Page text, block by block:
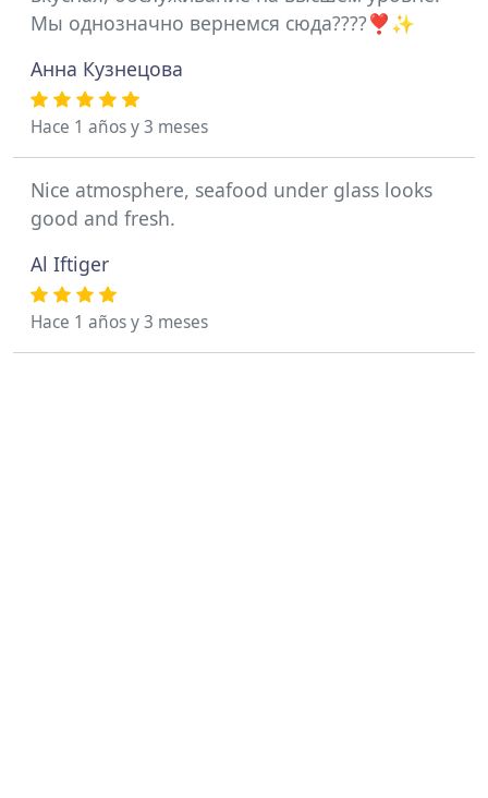
Мы однозначно вернемся сюда????❣️✨
Анна Кузнецова
Hace 1 años y 3 meses
Nice atmosphere, seafood under glass looks
good and fresh.
Al Iftiger
Hace 1 años y 3 meses